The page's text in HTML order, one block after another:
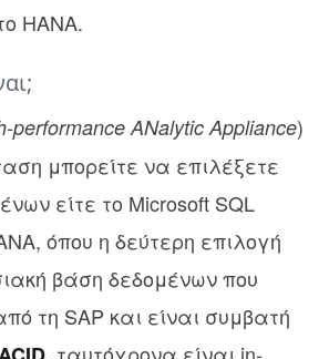
HANA.
performance ANalytic Appliance)
μπορείτε να επιλέξετε
είτε το Microsoft SQL
όπου η δεύτερη επιλογή
βάση δεδομένων που
τη SAP και είναι συμβατή
, ταυτόχρονα είναι in-